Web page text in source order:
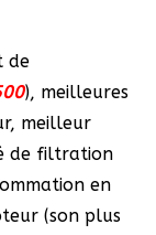
de
), meilleures
meilleur
de filtration
en
(son plus